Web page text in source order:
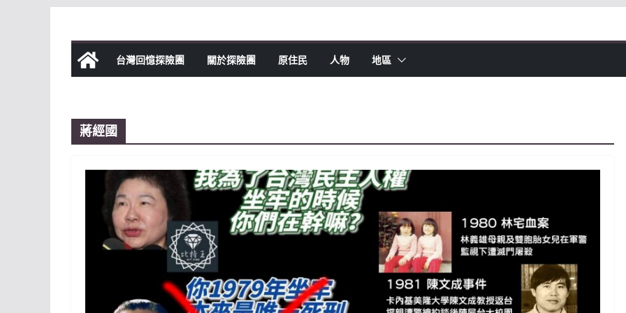
content
台灣回憶探險團 關於探險團 原住民 人物 地區
蔣經國